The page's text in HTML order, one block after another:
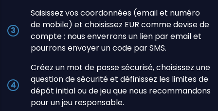
Saisissez vos coordonnées (email et numéro
de mobile) et choisissez EUR comme devise de
compte ; nous enverrons un lien par email et
pourrons envoyer un code par SMS.
Créez un mot de passe sécurisé, choisissez une
question de sécurité et définissez les limites de
dépôt initial ou de jeu que nous recommandons
pour un jeu responsable.